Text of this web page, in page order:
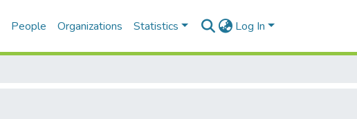
People Organizations Statistics Log In